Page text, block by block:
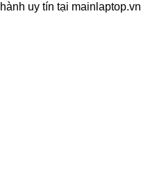
uy tín tại mainlaptop.vn